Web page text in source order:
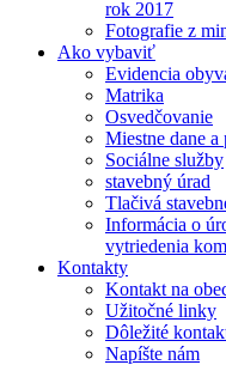
rok 2017
Fotografie z
Ako vybaviť
Evidencia
Matrika
Osvedčovanie
Miestne dane a
Sociálne služby
stavebný úrad
Tlačivá
Informácia o
vytriedenia
Kontakty
Kontakt na
Užitočné linky
Dôležité
Napíšte nám